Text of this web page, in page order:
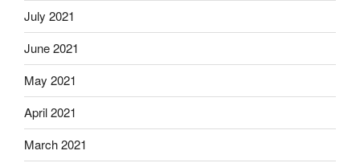
July 2021
June 2021
May 2021
April 2021
March 2021